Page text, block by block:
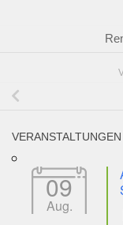
VERANSTALTUNGEN
09
Aug.